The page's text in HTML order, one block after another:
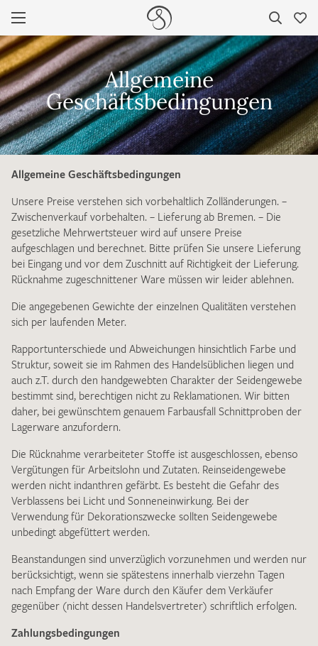
PRODUKTE
SEIDEN RATGEBER
ÜBER UNS
DE EN
MERKLISTE / MUSTERANFRAGE
Es sind bisher keine Produkte auf Ihrer Merkliste.
Sollten Sie dennoch eine individuelle Musteranfrage stellen
wollen, vermerken Sie diese bitte im Feld "Anmerkungen".
IHRE KONTAKTDATEN
nicht funktionstüchtig. Bitte schreiben Sie eine E-Mail mit
ihren Kontaktdaten direkt an info@barth-seiden.de.
Wir arbeiten schnellstmöglich an einer Lösung – Danke!
Allgemeine
Geschäftsbedingungen
Allgemeine Geschäftsbedingungen
Unsere Preise verstehen sich vorbehaltlich Zolländerungen. –
Zwischenverkauf vorbehalten. – Lieferung ab Bremen. – Die
gesetzliche Mehrwertsteuer wird auf unsere Preise
aufgeschlagen und berechnet. Bitte prüfen Sie unsere Lieferung
bei Eingang und vor dem Zuschnitt auf Richtigkeit der Lieferung.
Rücknahme zugeschnittener Ware müssen wir leider ablehnen.
Die angegebenen Gewichte der einzelnen Qualitäten verstehen
sich per laufenden Meter.
Rapportunterschiede und Abweichungen hinsichtlich Farbe und
Struktur, soweit sie im Rahmen des Handelsüblichen liegen und
auch z.T. durch den handgewebten Charakter der Seidengewebe
bestimmt sind, berechtigen nicht zu Reklamationen. Wir bitten
daher, bei gewünschtem genauem Farbausfall Schnittproben der
Lagerware anzufordern.
Die Rücknahme verarbeiteter Stoffe ist ausgeschlossen, ebenso
Vergütungen für Arbeitslohn und Zutaten. Reinseidengewebe
werden nicht indanthren gefärbt. Es besteht die Gefahr des
Verblassens bei Licht und Sonneneinwirkung. Bei der
Verwendung für Dekorationszwecke sollten Seidengewebe
unbedingt abgefüttert werden.
Beanstandungen sind unverzüglich vorzunehmen und werden nur
berücksichtigt, wenn sie spätestens innerhalb vierzehn Tagen
nach Empfang der Ware durch den Käufer dem Verkäufer
gegenüber (nicht dessen Handelsvertreter) schriftlich erfolgen.
Zahlungsbedingungen